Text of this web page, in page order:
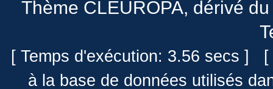
Thème CLEUROPA, dérivé
[ Temps d'exécution: 3.56 secs ]
à la base de données utilisés